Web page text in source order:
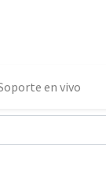
en vivo